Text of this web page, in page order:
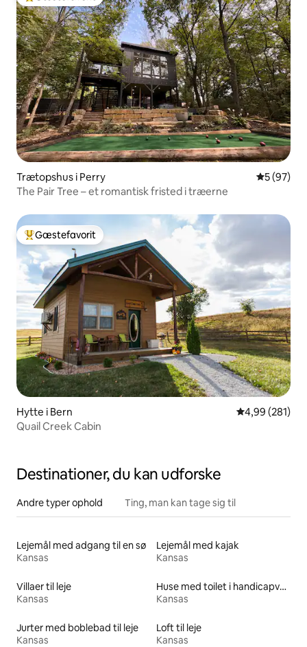
Bedste gæstefavorit
Trætopshus i Perry 5 ud af 5 i
5 (97)
The Pair Tree – et romantisk fristed i træerne
Bedste gæstefavorit
Gæstefavorit
Hytte i Bern 4,99 ud af 5 i
4,99 (281)
Quail Creek Cabin
Destinationer, du kan udforske
Andre typer ophold Ting, man kan tage sig til
Lejemål med adgang til en sø
Kansas
Lejemål med kajak
Kansas
Villaer til leje
Kansas
Huse med toilet i handicapvenlig højde til leje
Kansas
Jurter med boblebad til leje
Kansas
Loft til leje
Kansas